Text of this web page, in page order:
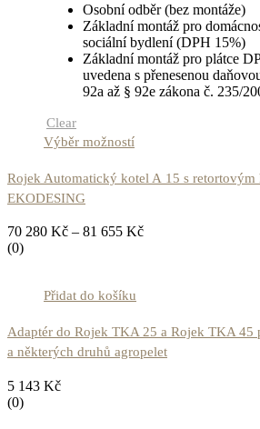
Osobní odběr (bez montáže)
Základní montáž pro
sociální bydlení (DPH 15%)
Základní montáž pro plátce
uvedena s přenesenou
92a až § 92e zákona č. 235/
Clear
Výběr možností
Rojek Automatický kotel A 15 s retortovým
EKODESING
70 280 Kč – 81 655 Kč
(0)
Přidat do košíku
Adaptér do Rojek TKA 25 a Rojek TKA 45
a některých druhů agropelet
5 143 Kč
(0)